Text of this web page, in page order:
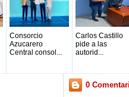
Consorcio
Azucarero
Central consol...
Carlos Castillo
pide a las
autorid...
0